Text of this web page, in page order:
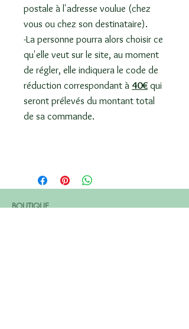
postale à l'adresse voulue (chez
vous ou chez son destinataire).
-La personne pourra alors choisir ce
qu'elle veut sur le site, au moment
de régler, elle indiquera le code de
réduction correspondant à 40€ qui
seront prélevés du montant total
de sa commande.
BOUTIQUE